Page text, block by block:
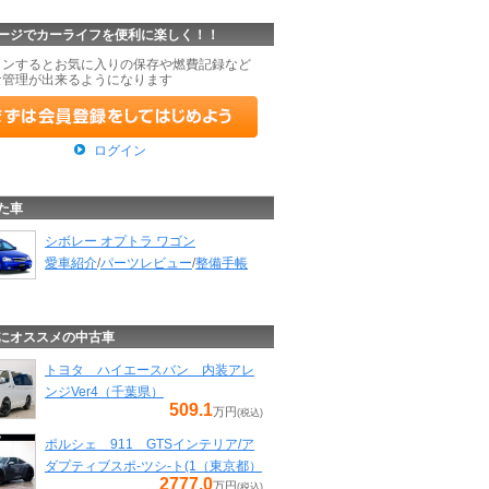
ジでカーライフを便利に楽しく！！
するとお気に入りの保存や燃費記録など
理が出来るようになります
ログイン
車
シボレー オプトラ ワゴン
愛車紹介/パーツレビュー/整備手帳
オススメの中古車
トヨタ ハイエースバン 内装アレ
ンジVer4（千葉県）
509.1万円 (税込)
ポルシェ 911 GTSインテリア/ア
ダプティブスポ-ツシ-ト(1（東京都）
2777.0万円